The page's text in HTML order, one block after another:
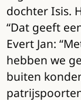
dochter Isis.
“Dat geeft
Evert Jan:
hebben we
buiten